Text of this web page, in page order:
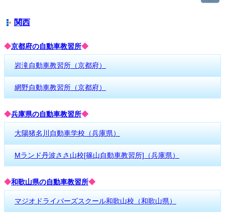
関西
◆京都府の自動車教習所◆
岩滝自動車教習所（京都府）
網野自動車教習所（京都府）
◆兵庫県の自動車教習所◆
大陽猪名川自動車学校（兵庫県）
Mランド丹波ささ山校[篠山自動車教習所]（兵庫県）
◆和歌山県の自動車教習所◆
マジオドライバーズスクール和歌山校（和歌山県）